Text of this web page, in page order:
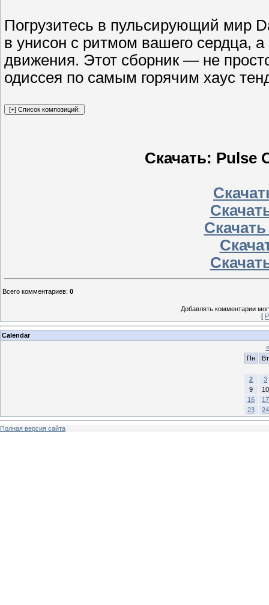
Погрузитесь в пульсирующий мир
в унисон с ритмом вашего сердца,
движения. Этот сборник — не
одиссея по самым горячим хаус
Скачать: Pulse
Всего комментариев: 0
Добавлять комментарии
[
Calendar
«
Пн
Вт
2
3
9
10
16
17
23
24
Полная версия сайта